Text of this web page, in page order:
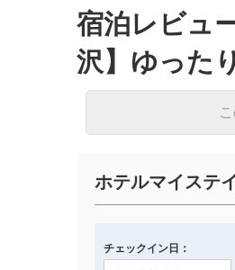
宿泊レビュ
沢】ゆった
ホテルマイステ
チェックイン日：